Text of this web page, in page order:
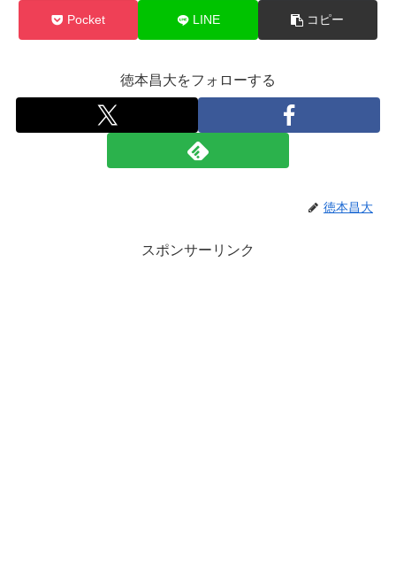
Pocket LINE コピー
徳本昌大をフォローする
徳本昌大
スポンサーリンク